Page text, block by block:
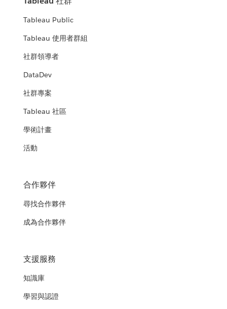
Tableau Public
Tableau 使用者群組
社群領導者
DataDev
社群專案
Tableau 社區
學術計畫
活動
合作夥伴
尋找合作夥伴
成為合作夥伴
支援服務
知識庫
學習與認證